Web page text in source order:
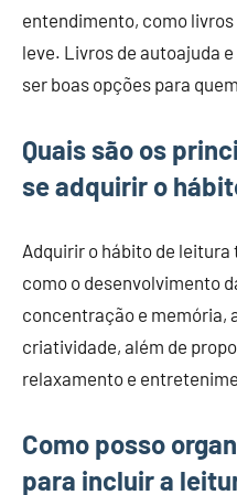
entendimento, como
leve. Livros de autoajuda
ser boas opções para
Quais são os
se adquirir o
Adquirir o hábito de
como o desenvolvimento
concentração e memória,
criatividade, além de
relaxamento e
Como posso
para incluir a